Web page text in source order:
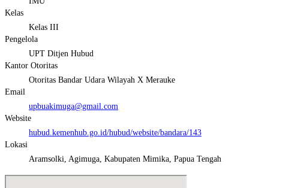
Kelas
Kelas III
Pengelola
UPT Ditjen Hubud
Kantor Otoritas
Otoritas Bandar Udara Wilayah X Merauke
Email
upbuakimuga@gmail.com
Website
hubud.kemenhub.go.id/hubud/website/bandara/143
Lokasi
Aramsolki, Agimuga, Kabupaten Mimika, Papua Tengah